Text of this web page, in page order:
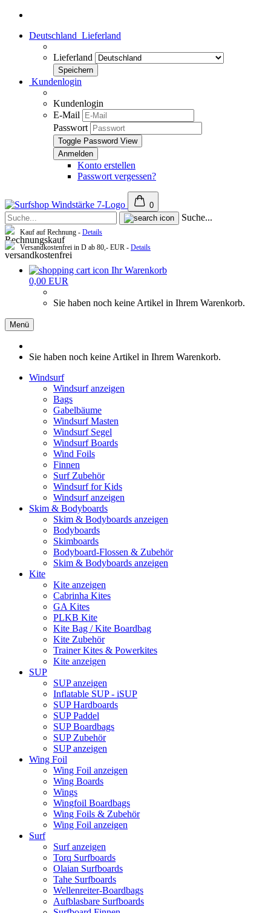
Deutschland Lieferland
Lieferland
Kundenlogin
Kundenlogin
E-Mail
Passwort
Toggle Password View
Konto erstellen
Passwort vergessen?
0
Suche...
Kauf auf Rechnung - Details
Versandkostenfrei in D ab 80,- EUR - Details
Ihr Warenkorb
0,00 EUR
Sie haben noch keine Artikel in Ihrem Warenkorb.
Menü
Sie haben noch keine Artikel in Ihrem Warenkorb.
Windsurf
Windsurf anzeigen
Bags
Gabelbäume
Windsurf Masten
Windsurf Segel
Windsurf Boards
Wind Foils
Finnen
Surf Zubehör
Windsurf for Kids
Windsurf anzeigen
Skim & Bodyboards
Skim & Bodyboards anzeigen
Bodyboards
Skimboards
Bodyboard-Flossen & Zubehör
Skim & Bodyboards anzeigen
Kite
Kite anzeigen
Cabrinha Kites
GA Kites
PLKB Kite
Kite Bag / Kite Boardbag
Kite Zubehör
Trainer Kites & Powerkites
Kite anzeigen
SUP
SUP anzeigen
Inflatable SUP - iSUP
SUP Hardboards
SUP Paddel
SUP Boardbags
SUP Zubehör
SUP anzeigen
Wing Foil
Wing Foil anzeigen
Wing Boards
Wings
Wingfoil Boardbags
Wing Foils & Zubehör
Wing Foil anzeigen
Surf
Surf anzeigen
Torq Surfboards
Olaian Surfboards
Tahe Surfboards
Wellenreiter-Boardbags
Aufblasbare Surfboards